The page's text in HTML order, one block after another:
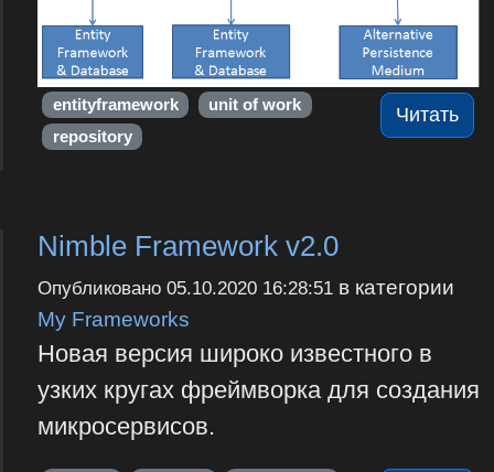
Читать
entityframework
unit of work
repository
Nimble Framework v2.0
Опубликовано 05.10.2020 16:28:51в категории
My Frameworks
Новая версия широко известного в
узких кругах фреймворка для создания
микросервисов.